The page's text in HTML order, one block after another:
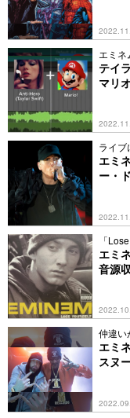
エミネ
テイ
マリ
ライ
エミ
ー・
「
エミ
音源
仲違い
エミ
スヌ